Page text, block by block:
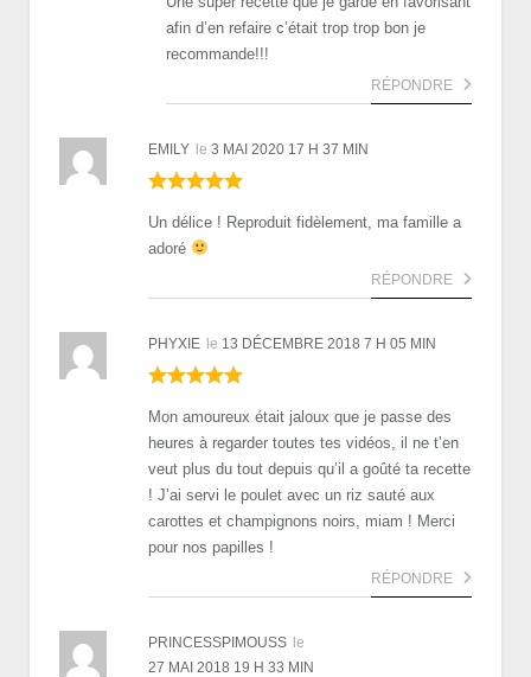
afin d’en refaire c’était trop trop bon je
recommande!!!
RÉPONDRE
EMILY le 3 MAI 2020 17 H 37 MIN
Un délice ! Reproduit fidèlement, ma famille a
adoré
RÉPONDRE
PHYXIE le 13 DÉCEMBRE 2018 7 H 05 MIN
Mon amoureux était jaloux que je passe des
heures à regarder toutes tes vidéos, il ne t’en
veut plus du tout depuis qu’il a goûté ta recette
! J’ai servi le poulet avec un riz sauté aux
carottes et champignons noirs, miam ! Merci
pour nos papilles !
RÉPONDRE
PRINCESSPIMOUSS le
27 MAI 2018 19 H 33 MIN